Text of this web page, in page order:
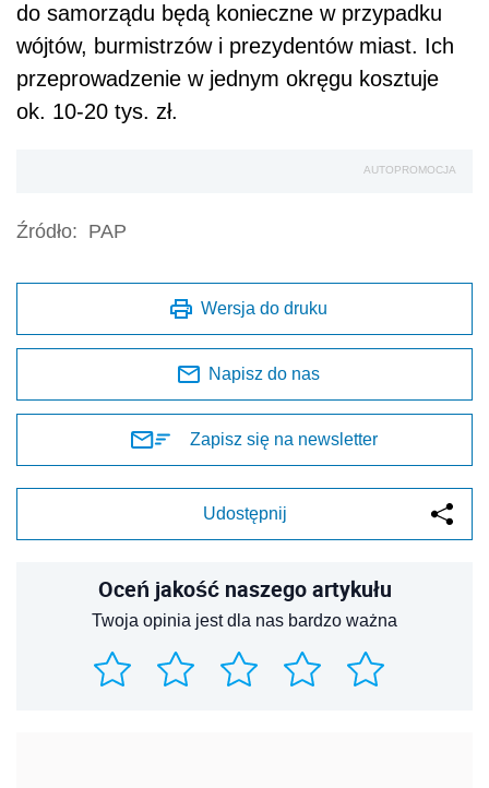
do samorządu będą konieczne w przypadku
wójtów, burmistrzów i prezydentów miast. Ich
przeprowadzenie w jednym okręgu kosztuje
ok. 10-20 tys. zł.
AUTOPROMOCJA
Źródło: PAP
Wersja do druku
Napisz do nas
Zapisz się na newsletter
Udostępnij
Oceń jakość naszego artykułu
Twoja opinia jest dla nas bardzo ważna